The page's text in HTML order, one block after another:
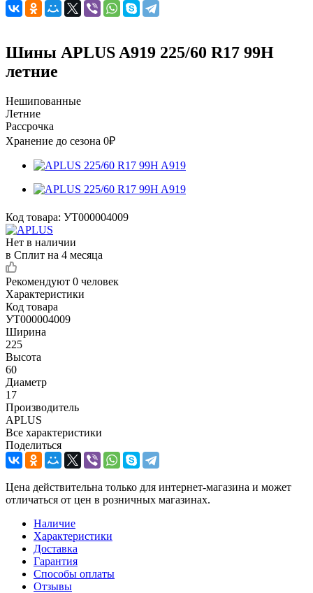
Шины APLUS A919 225/60 R17 99H
летние
Нешипованные
Летние
Рассрочка
Хранение до сезона 0₽
Код товара: УТ000004009
Нет в наличии
в Сплит на 4 месяца
Рекомендуют 0 человек
Характеристики
Код товара
УТ000004009
Ширина
225
Высота
60
Диаметр
17
Производитель
APLUS
Все характеристики
Поделиться
Цена действительна только для интернет-магазина и может
отличаться от цен в розничных магазинах.
Наличие
Характеристики
Доставка
Гарантия
Способы оплаты
Отзывы